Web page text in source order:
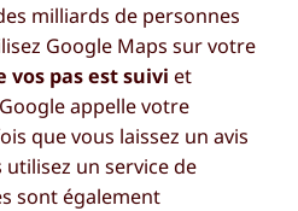
milliards de personnes
Google Maps sur votre
vos pas est suivi et
appelle votre
que vous laissez un avis
un service de
sont également